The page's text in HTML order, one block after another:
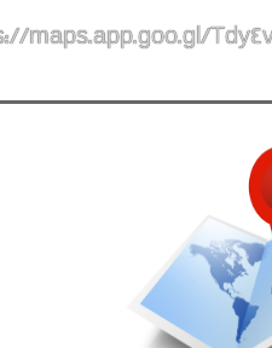
maps.app.goo.gl/